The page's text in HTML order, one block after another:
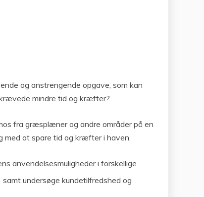
og anstrengende opgave, som kan
mindre tid og kræfter?
fra græsplæner og andre områder på en
med at spare tid og kræfter i haven.
anvendelsesmuligheder i forskellige
samt undersøge kundetilfredshed og